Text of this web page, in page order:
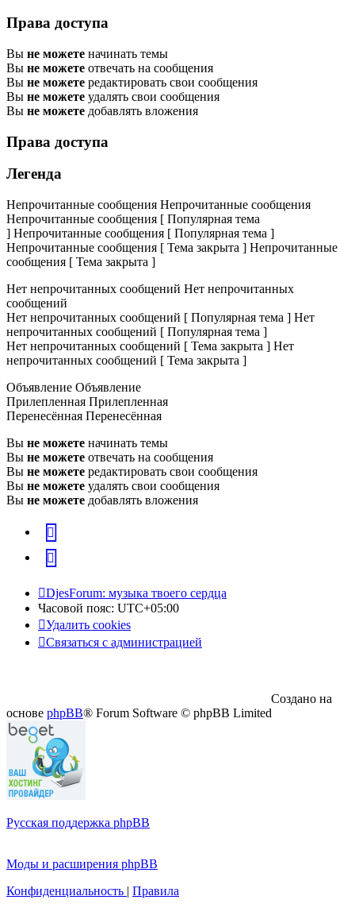
Права доступа
Вы не можете начинать темы
Вы не можете отвечать на сообщения
Вы не можете редактировать свои сообщения
Вы не можете удалять свои сообщения
Вы не можете добавлять вложения
Права доступа
Легенда
Непрочитанные сообщения Непрочитанные сообщения
Непрочитанные сообщения [ Популярная тема
] Непрочитанные сообщения [ Популярная тема ]
Непрочитанные сообщения [ Тема закрыта ] Непрочитанные
сообщения [ Тема закрыта ]
Нет непрочитанных сообщений Нет непрочитанных
сообщений
Нет непрочитанных сообщений [ Популярная тема ] Нет
непрочитанных сообщений [ Популярная тема ]
Нет непрочитанных сообщений [ Тема закрыта ] Нет
непрочитанных сообщений [ Тема закрыта ]
Объявление Объявление
Прилепленная Прилепленная
Перенесённая Перенесённая
Вы не можете начинать темы
Вы не можете отвечать на сообщения
Вы не можете редактировать свои сообщения
Вы не можете удалять свои сообщения
Вы не можете добавлять вложения
vk
Telegram
DjesForum: музыка твоего сердца
Часовой пояс: UTC+05:00
Удалить cookies
Связаться с администрацией
Создано на
основе phpBB® Forum Software © phpBB Limited
Русская поддержка phpBB
Моды и расширения phpBB
Конфиденциальность | Правила